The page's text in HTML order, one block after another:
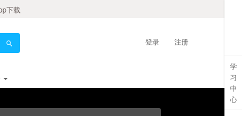
下载
登录 注册
学
习
中
心